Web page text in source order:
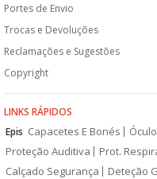
Portes de Envio
Trocas e Devoluções
Reclamações e Sugestões
Copyright
LINKS RÁPIDOS
Epis Capacetes E Bonés
Proteção Auditiva
Prot.
Calçado Segurança
Deteção